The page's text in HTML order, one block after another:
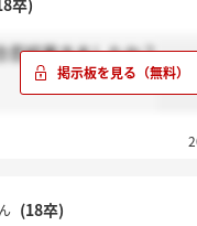
卒)
否結果きましたか？
(18卒)